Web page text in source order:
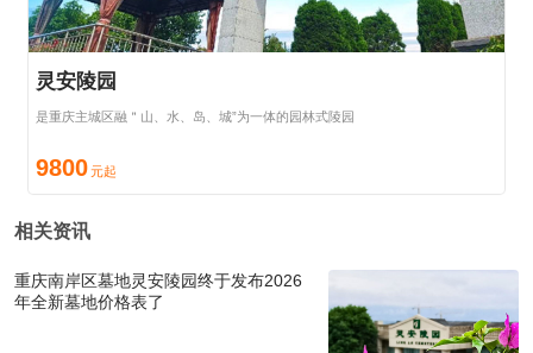
灵安陵园
是重庆主城区融＂山、水、岛、城”为一体的园林式陵园
9800
相关资讯
重庆南岸区墓地灵安陵园终于发布2026
年全新墓地价格表了